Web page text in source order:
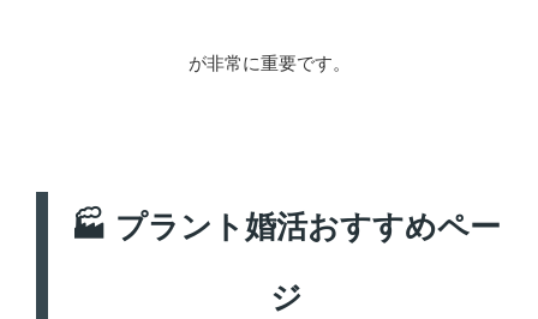
が非常に重要です。
🏭 プラント婚活おすすめペー
ジ